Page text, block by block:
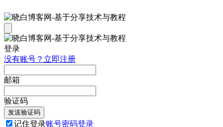
登录
没有账号？立即注册
邮箱
验证码
发送验证码
记住登录账号密码登录